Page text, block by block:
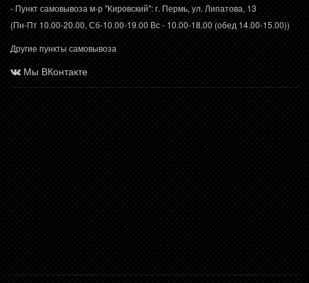
- Пункт самовывоза м-р "Кировский": г. Пермь, ул. Липатова, 13
(Пн-Пт 10.00-20.00, Сб-10.00-19.00 Вс - 10.00-18.00 (обед 14.00-15.00))
Другие пункты самовывоза
Мы ВКонтакте